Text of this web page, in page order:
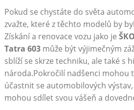
Pokud se chystáte do světa
zvažte, které z těchto modelů by
Získání a renovace vozu jako je
Tatra 603může být výjimečným
sblíží se skrze techniku, ale také s
národa.Pokročilí nadšenci mohou
účastnit se automobilových
mohou sdílet svou vášeň a